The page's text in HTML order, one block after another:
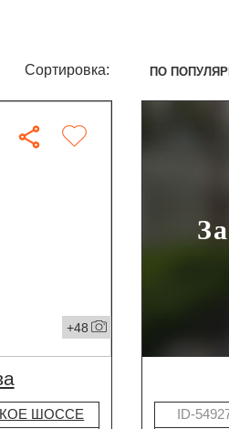
Сортировка: ПО
+48
ШОССЕ
ID-